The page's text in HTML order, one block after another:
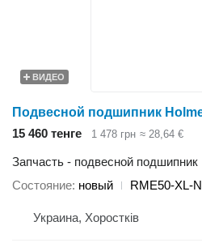
ВИДЕО
15 460 тенге 1 478 грн ≈ 28,64 €
Запчасть - подвесной подшипник
Состояние новый RME50-XL-N
Украина, Хоростків